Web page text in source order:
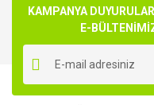
Görüş ve önerileriniz için
Ürün resmi kalitesiz,
Ürün açıklamasında
Ürün bilgilerinde
KAMPANYA
E-